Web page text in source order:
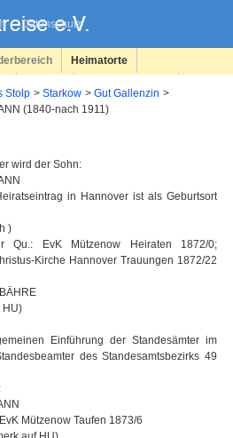
Datenschutz
Heimatorte
Stolp Starkow
Gut Gallenzin
(1840-nach 1911)
wird der Sohn:
in Hannover ist als Geburtsort
)
Qu.: EvK Mützenow Heiraten 1872/0;
Kirche Hannover Trauungen 1872/22
HU)
Einführung der Standesämter im
des Standesamtsbezirks 49
Mützenow Taufen 1873/6